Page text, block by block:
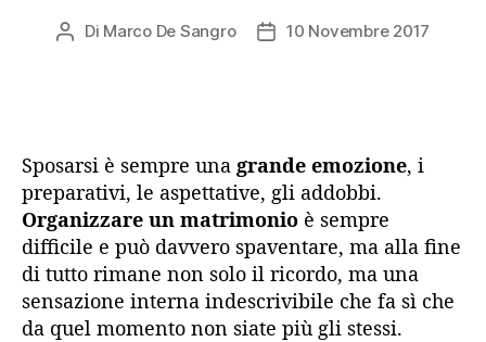
Autore
Di Marco De Sangro
Data10 Novembre 2017
Sposarsi è sempre una grande emozione, i
preparativi, le aspettative, gli addobbi.
Organizzare un matrimonio è sempre
difficile e può davvero spaventare, ma alla fine
di tutto rimane non solo il ricordo, ma una
sensazione interna indescrivibile che fa sì che
da quel momento non siate più gli stessi.